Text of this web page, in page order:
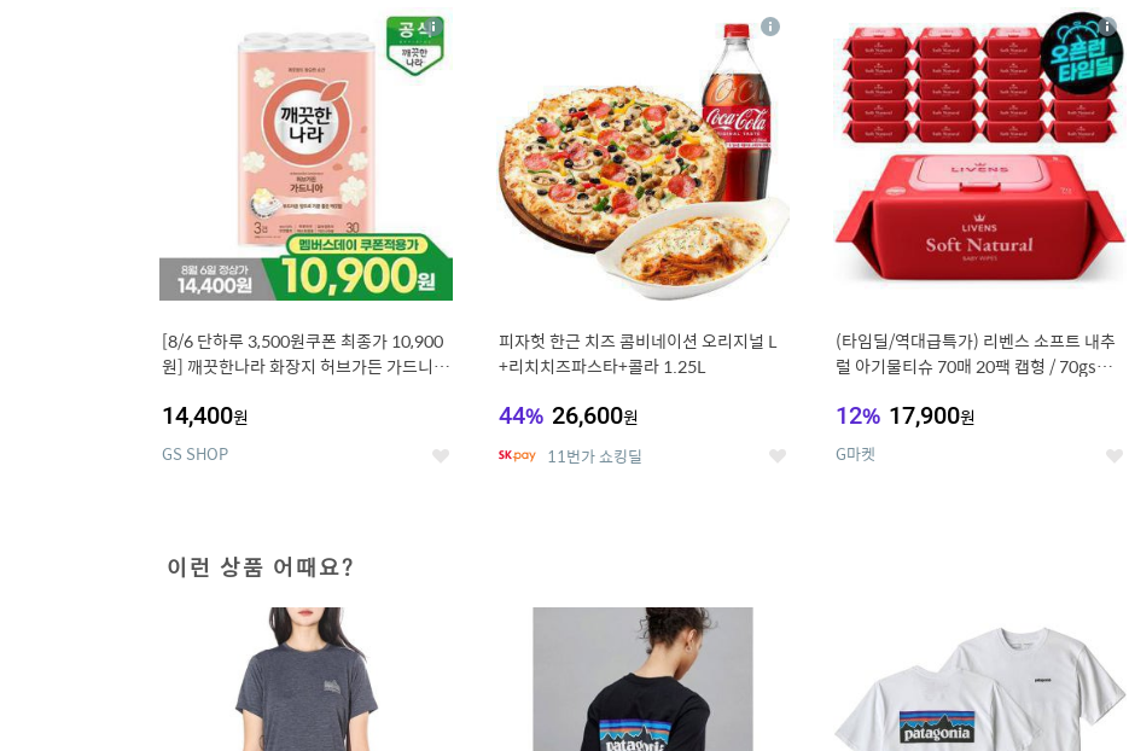
[8/6 단하루 3,500원쿠폰 최종가 10,900
원] 깨끗한나라 화장지 허브가든 가드니아
14,400원
GS SHOP 좋
상
세
피자헛 한근 치즈 콤비네이션 오리지널 L
+리치치즈파스타+콜라 1.25L
44% 26,600원
11번가 쇼킹딜 좋
상
(타임딜/역대급특가) 리벤스 소프트 내추
럴 아기물티슈 70매 20팩 캡형 / 70gsm
12% 17,900원
G마켓 좋
상
세
이런 상품 어때요?